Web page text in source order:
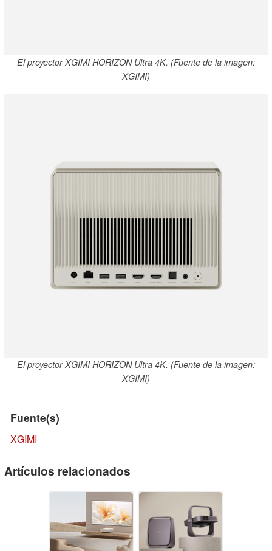
El proyector XGIMI HORIZON Ultra 4K. (Fuente de la imagen:
XGIMI)
El proyector XGIMI HORIZON Ultra 4K. (Fuente de la imagen:
XGIMI)
Fuente(s)
XGIMI
Artículos relacionados